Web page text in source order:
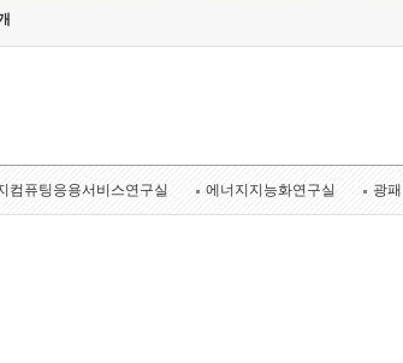
기획
컴퓨팅응용서비스연구실 에너지지능화연구실 광